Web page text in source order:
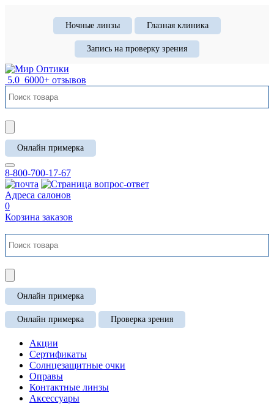
Ночные линзы Глазная клиника
Запись на проверку зрения
5.0 6000+ отзывов
Онлайн примерка
8-800-700-17-67
Адреса салонов
0
Корзина заказов
Онлайн примерка
Онлайн примерка Проверка зрения
Акции
Сертификаты
Солнцезащитные очки
Оправы
Контактные линзы
Аксессуары